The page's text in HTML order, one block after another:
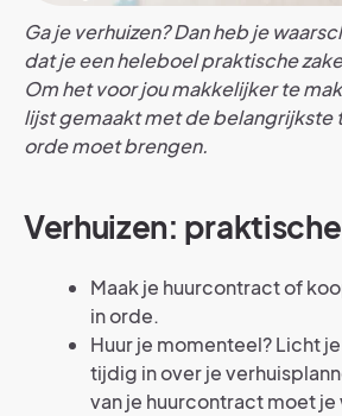
Ga je verhuizen? Dan heb je
dat je een heleboel praktische
Om het voor jou makkelijker te
lijst gemaakt met de belangrijkste
orde moet brengen.
Verhuizen:
Maak je huurcontract of
in orde.
Huur je momenteel? Licht
tijdig in over je
van je huurcontract moet je